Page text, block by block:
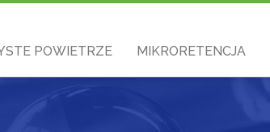
POWIETRZE MIKRORETENCJA